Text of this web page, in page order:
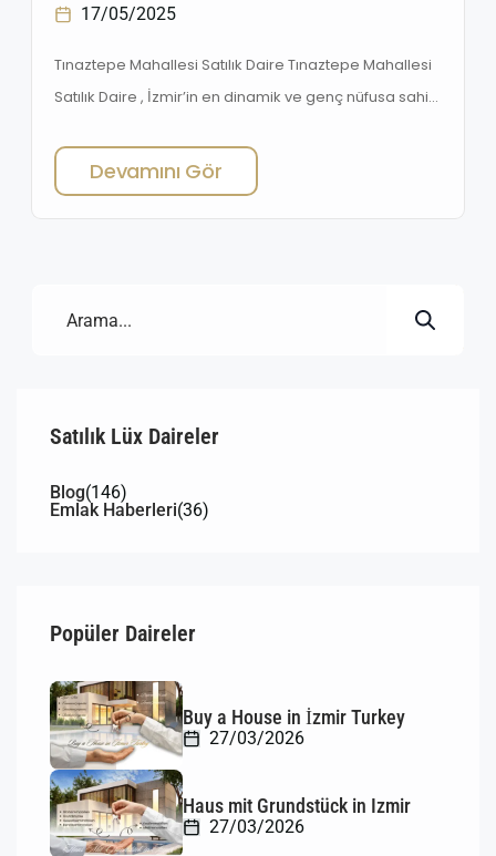
17/05/2025
Tınaztepe Mahallesi Satılık Daire Tınaztepe Mahallesi
Satılık Daire , İzmir’in en dinamik ve genç nüfusa sahip
son yıllarda gelişen konut projeleri ve öğrenci odaklı
yaşam yapısıyla öne çıkıyor. Mahallenin sunduğu
lokasyon avantajları, ulaşım kolaylığı ve kampüse olan
[…]
Devamını Gör
Satılık Lüx Daireler
Blog(146)
Emlak Haberleri(36)
Popüler Daireler
Buy a House in İzmir Turkey
27/03/2026
Haus mit Grundstück in Izmir
27/03/2026